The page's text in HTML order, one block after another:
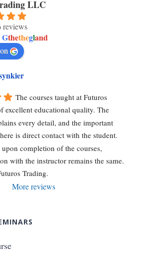
LLC
reviews
Gthethegland
The courses taught at Futuros
excellent educational quality. The
every detail, and the important
is direct contact with the student.
completion of the courses,
with the instructor remains the same.
Trading.
More reviews